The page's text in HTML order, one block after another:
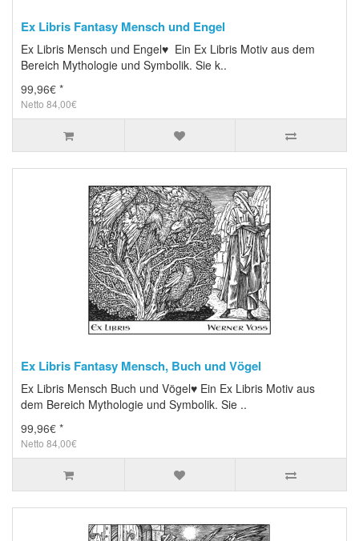
Ex Libris Fantasy Mensch und Engel
Ex Libris Mensch und Engel♥ Ein Ex Libris Motiv aus dem
Bereich Mythologie und Symbolik. Sie k..
99,96€ *
Netto 84,00€
Ex Libris Fantasy Mensch, Buch und Vögel
Ex Libris Mensch Buch und Vögel♥ Ein Ex Libris Motiv aus
dem Bereich Mythologie und Symbolik. Sie ..
99,96€ *
Netto 84,00€